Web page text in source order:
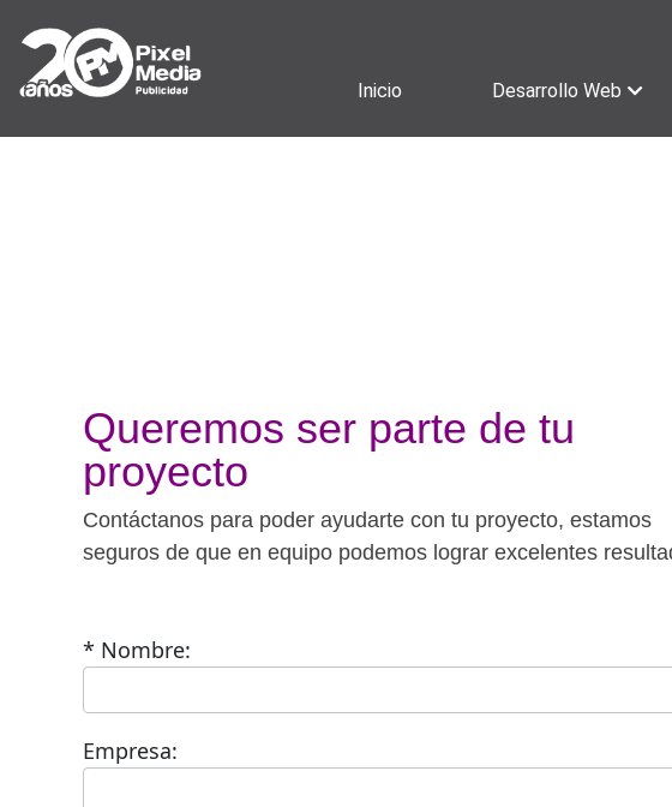
Inicio Desarrollo Web
Queremos ser parte de tu
proyecto
Contáctanos para poder ayudarte con tu proyecto, estamos
seguros de que en equipo podemos lograr excelentes
* Nombre:
Empresa: